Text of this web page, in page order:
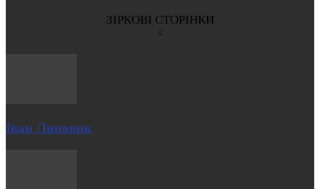
ЗІРКОВІ СТОРІНКИ
Іван Липовик